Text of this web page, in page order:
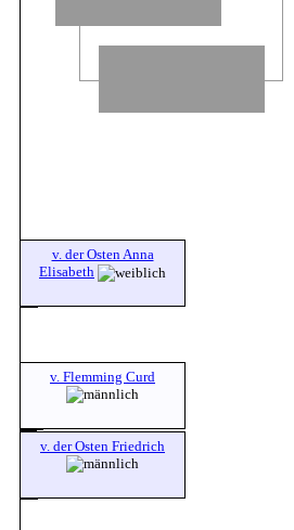
v. der Osten Anna
Elisabeth
v. Flemming Curd
v. der Osten Friedrich